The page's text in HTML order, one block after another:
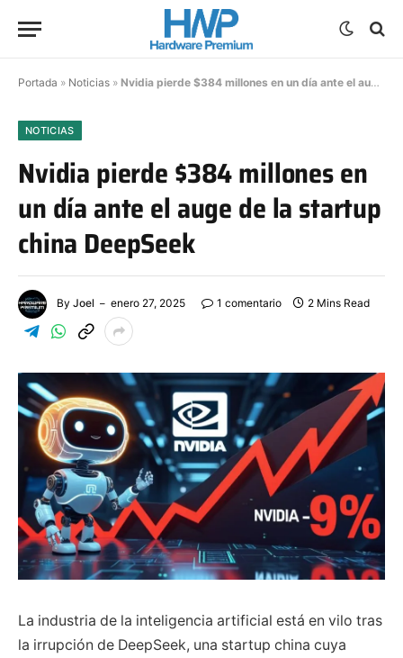
Portada » Noticias » Nvidia pierde $384 millones en un día ante el auge de la startup china DeepSeek
NOTICIAS
Nvidia pierde $384 millones en
un día ante el auge de la startup
china DeepSeek
By Joel enero 27, 2025 1 comentario 2 Mins Read
La industria de la inteligencia artificial está en vilo tras
la irrupción de DeepSeek, una startup china cuya